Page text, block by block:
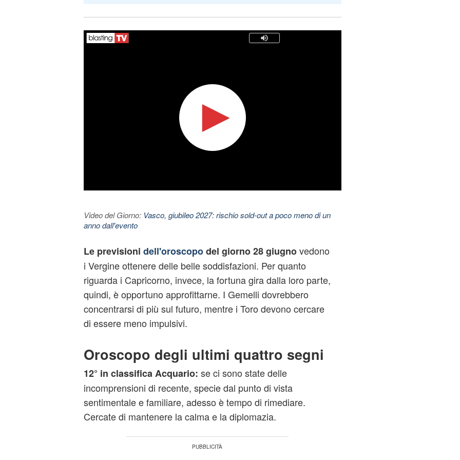
Video del Giorno: Vasco, giubileo 2027: rischio sold-out a poco meno di un
anno dall'evento
Le previsioni dell'oroscopodel giorno 28 giugnovedono
i Vergine ottenere delle belle soddisfazioni. Per quanto
riguarda i Capricorno, invece, la fortuna gira dalla loro parte,
quindi, è opportuno approfittarne. I Gemelli dovrebbero
concentrarsi di più sul futuro, mentre i Toro devono cercare
di essere meno impulsivi.
Oroscopo degli ultimi quattro segni
12° in classifica Acquario: se ci sono state delle
incomprensioni di recente, specie dal punto di vista
sentimentale e familiare, adesso è tempo di rimediare.
Cercate di mantenere la calma e la diplomazia.